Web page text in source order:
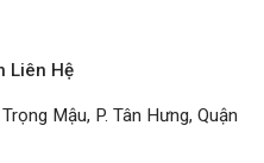
Liên Hệ
Mậu, P. Tân Hưng, Quận